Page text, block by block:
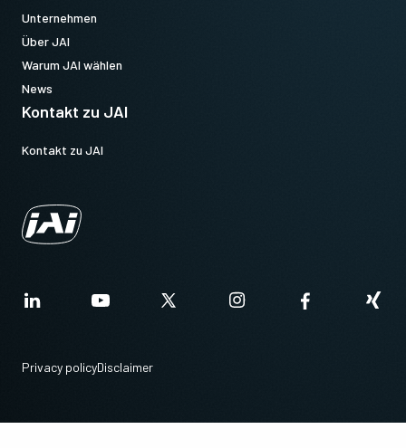
Unternehmen
Über JAI
Warum JAI wählen
News
Kontakt zu JAI
Kontakt zu JAI
Privacy policyDisclaimer